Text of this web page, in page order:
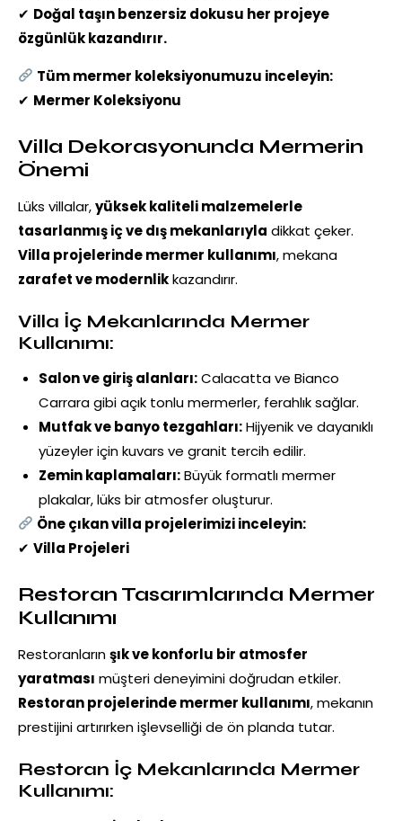
✔ Doğal taşın benzersiz dokusu her projeye
özgünlük kazandırır.
Tüm mermer koleksiyonumuzu inceleyin:
✔ Mermer Koleksiyonu
Villa Dekorasyonunda Mermerin
Önemi
Lüks villalar,yüksek kaliteli malzemelerle
tasarlanmış iç ve dış mekanlarıyla dikkat çeker.
Villa projelerinde mermer kullanımı, mekana
zarafet ve modernlikkazandırır.
Villa İç Mekanlarında Mermer
Kullanımı:
Salon ve giriş alanları:Calacatta ve Bianco
Carrara gibi açık tonlu mermerler, ferahlık sağlar.
Mutfak ve banyo tezgahları:Hijyenik ve dayanıklı
yüzeyler için kuvars ve granit tercih edilir.
Zemin kaplamaları:Büyük formatlı mermer
plakalar, lüks bir atmosfer oluşturur.
Öne çıkan villa projelerimizi inceleyin:
✔ Villa Projeleri
Restoran Tasarımlarında Mermer
Kullanımı
Restoranlarınşık ve konforlu bir atmosfer
yaratması müşteri deneyimini doğrudan etkiler.
Restoran projelerinde mermer kullanımı, mekanın
prestijini artırırken işlevselliği de ön planda tutar.
Restoran İç Mekanlarında Mermer
Kullanımı: